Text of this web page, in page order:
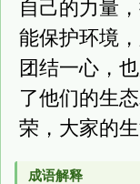
自己的力量
能保护环境
团结一心，
了他们的生
荣，大家的
成语解释